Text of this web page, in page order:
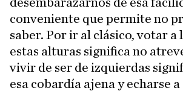
conveniente que permite no
saber. Por ir al clásico, votar a
estas alturas significa no
vivir de ser de izquierdas
esa cobardía ajena y echarse